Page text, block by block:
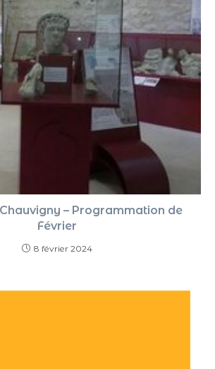
– Programmation de
Février
8 février 2024